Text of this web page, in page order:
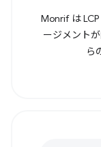
Monrif は
ージメント
ら